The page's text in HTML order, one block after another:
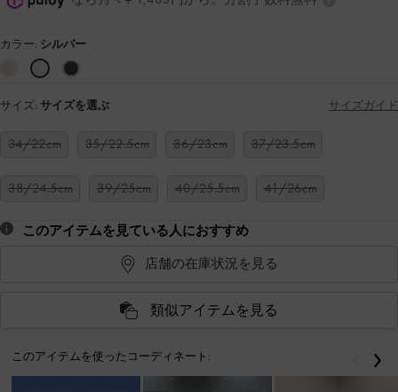
カラー: シルバー
サイズ: サイズを選ぶ サイズガイド
34/22cm 35/22.5cm 36/23cm 37/23.5cm
38/24.5cm 39/25cm 40/25.5cm 41/26cm
このアイテムを見ている人におすすめ
店舗の在庫状況を見る
類似アイテムを見る
このアイテムを使ったコーディネート: 戻る